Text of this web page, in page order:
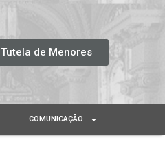
Tutela de Menores
COMUNICAÇÃO